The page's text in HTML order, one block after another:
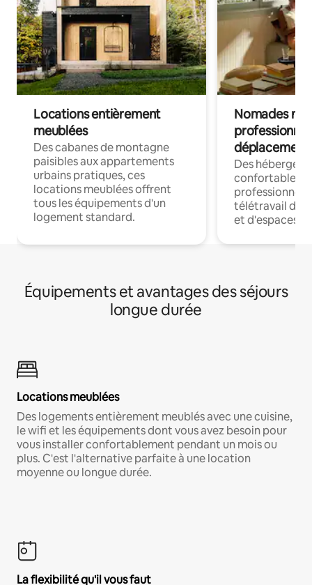
Locations entièrement
meublées
Des cabanes de montagne
paisibles aux appartements
urbains pratiques, ces
locations meublées offrent
tous les équipements d'un
logement standard.
Nomades
déplacement
Des
confortables
professionnels
télétravail
et d'espaces
Équipements et avantages des séjours
longue durée
Locations meublées
Des logements entièrement meublés avec une cuisine,
le wifi et les équipements dont vous avez besoin pour
vous installer confortablement pendant un mois ou
plus. C'est l'alternative parfaite à une location
moyenne ou longue durée.
La flexibilité qu'il vous faut